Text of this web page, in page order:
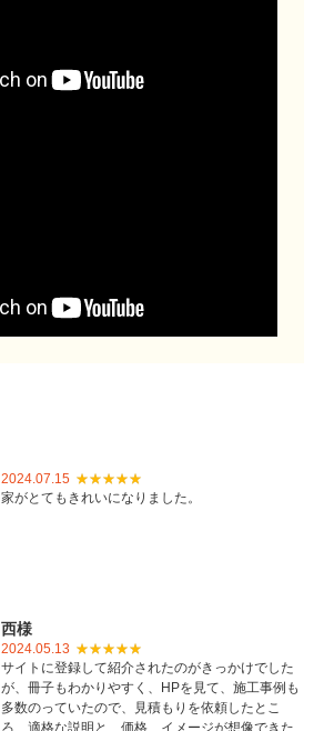
2024.07.15
家がとてもきれいになりました。
西様
2024.05.13
サイトに登録して紹介されたのがきっかけでした
が、冊子もわかりやすく、HPを見て、施工事例も
多数のっていたので、見積もりを依頼したとこ